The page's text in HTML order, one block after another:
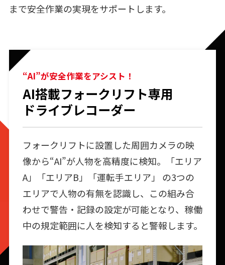
まで安全作業の実現をサポートします。
“AI”が安全作業をアシスト！
AI搭載フォークリフト専用
ドライブレコーダー
フォークリフトに設置した周囲カメラの映
像から“AI”が人物を高精度に検知。「エリア
A」「エリアB」「運転⼿エリア」 の3つの
エリアで人物の有無を認識し、この組み合
わせで警告‧記録の設定が可能となり、稼働
中の規定範囲に人を検知すると警報します。